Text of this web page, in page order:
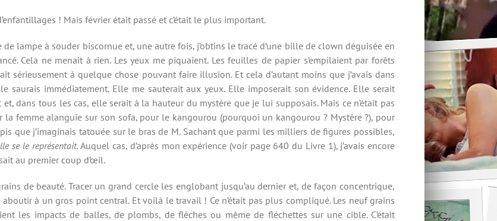
! Mais février était passé et c’était le plus important.
lampe à souder biscornue et, une autre fois, j’obtins le tracé d’une bille de clown déguisée en
Cela ne menait à rien. Les yeux me piquaient. Les feuilles de papier s’empilaient par forêts
sérieusement à quelque chose pouvant faire illusion. Et cela d’autant moins que j’avais dans
saurais immédiatement. Elle me sauterait aux yeux. Elle imposerait son évidence. Elle serait
dans tous les cas, elle serait à la hauteur du mystère que je lui supposais. Mais ce n’était pas
femme alanguie sur son sofa, pour le kangourou (pourquoi un kangourou ? Mystère ?), pour
que j’imaginais tatouée sur le bras de M. Sachant que parmi les milliers de figures possibles,
se le représentait.Auquel cas, d’après mon expérience (voir page 640 du Livre 1), j’avais encore
au premier coup d’œil.
de beauté. Tracer un grand cercle les englobant jusqu’au dernier et, de façon concentrique,
à un gros point central. Et voilà le travail ! Ce n’était pas plus compliqué. Les neuf grains
les impacts de balles, de plombs, de flèches ou même de fléchettes sur une cible. C’était